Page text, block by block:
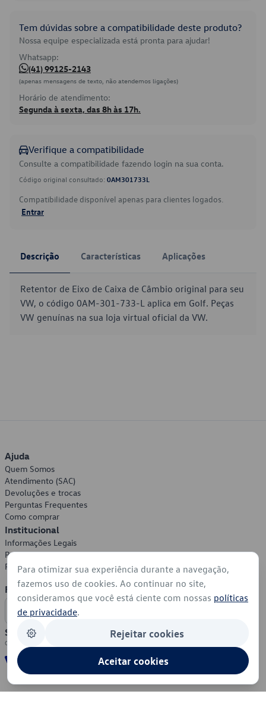
Tem dúvidas sobre a compatibilidade deste produto?
Nossa equipe especializada está pronta para ajudar!
Whatsapp:
(41) 99125-2143
(apenas mensagens de texto, não atendemos ligações)
Horário de atendimento:
Segunda à sexta, das 8h às 17h.
Verifique a compatibilidade
Consulte a compatibilidade fazendo login na sua conta.
Código original consultado: 0AM301733L
Compatibilidade disponível apenas para clientes logados.
Entrar
Descrição Características Aplicações
Retentor de Eixo de Caixa de Câmbio original para seu
VW, o código 0AM-301-733-L aplica em Golf. Peças
VW genuínas na sua loja virtual oficial da VW.
Ajuda
Quem Somos
Atendimento (SAC)
Devoluções e trocas
Perguntas Frequentes
Como comprar
Institucional
Informações Legais
Política de Privacidade
Política de Cookies
Formas de Pagamento
Segurança
Para otimizar sua experiência durante a navegação,
fazemos uso de cookies. Ao continuar no site,
consideramos que você está ciente com nossas políticas
de privacidade.
Rejeitar cookies
Aceitar cookies